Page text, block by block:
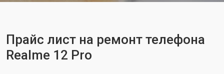
Прайс лист на ремонт телефона
Realme 12 Pro